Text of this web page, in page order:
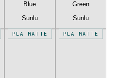
Blue
Sunlu
Green
Sunlu
PLA MATTE PLA MATTE